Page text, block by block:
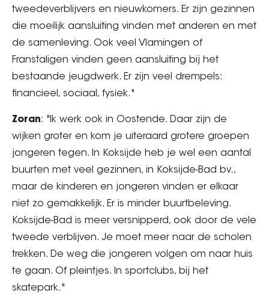
tweedeverblijvers en nieuwkomers. Er zijn gezinnen
die moeilijk aansluiting vinden met anderen en met
de samenleving. Ook veel Vlamingen of
Franstaligen vinden geen aansluiting bij het
bestaande jeugdwerk. Er zijn veel drempels:
financieel, sociaal, fysiek."
Zoran: "Ik werk ook in Oostende. Daar zijn de
wijken groter en kom je uiteraard grotere groepen
jongeren tegen. In Koksijde heb je wel een aantal
buurten met veel gezinnen, in Koksijde-Bad bv.,
maar de kinderen en jongeren vinden er elkaar
niet zo gemakkelijk. Er is minder buurtbeleving.
Koksijde-Bad is meer versnipperd, ook door de vele
tweede verblijven. Je moet meer naar de scholen
trekken. De weg die jongeren volgen om naar huis
te gaan. Of pleintjes. In sportclubs, bij het
skatepark."